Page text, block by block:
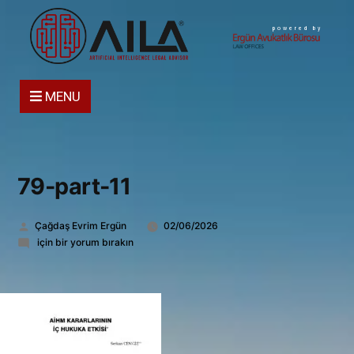
powered by
MENU
79-part-11
Gönderen:
Çağdaş Evrim Ergün
02/06/2026
79-
için bir yorum bırakın